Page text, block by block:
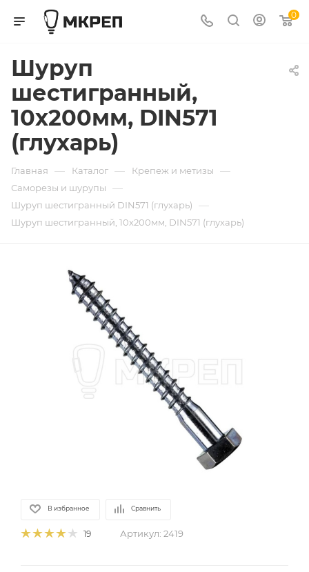
0
Шуруп
шестигранный,
10х200мм, DIN571
(глухарь)
Главная — Каталог — Крепеж и метизы —
Саморезы и шурупы —
Шуруп шестигранный DIN571 (глухарь) —
Шуруп шестигранный, 10х200мм, DIN571 (глухарь)
В избранное Сравнить
19 Артикул: 2419